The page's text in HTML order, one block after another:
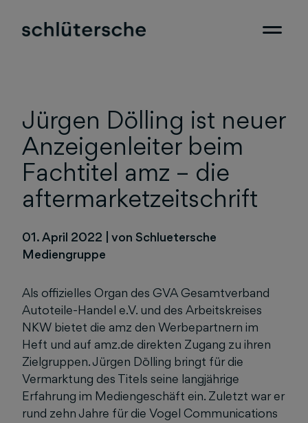
Jürgen Dölling ist neuer
Anzeigenleiter beim
Fachtitel amz – die
aftermarketzeitschrift
01. April 2022
von Schluetersche
Mediengruppe
Als offizielles Organ des GVA Gesamtverband
Autoteile-Handel e.V. und des Arbeitskreises
NKW bietet die amz den Werbepartnern im
Heft und auf amz.de direkten Zugang zu ihren
Zielgruppen. Jürgen Dölling bringt für die
Vermarktung des Titels seine langjährige
Erfahrung im Mediengeschäft ein. Zuletzt war er
rund zehn Jahre für die Vogel Communications